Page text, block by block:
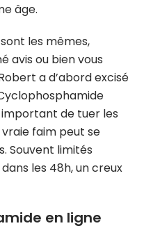
âge.
les mêmes,
avis ou bien vous
a d’abord excisé
de tuer les
vraie faim peut se
Souvent limités
les 48h, un creux
en ligne